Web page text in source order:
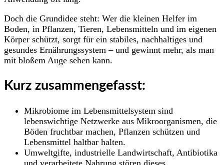
Doch die Grundidee steht: Wer die kleinen Helfer im
Boden, in Pflanzen, Tieren, Lebensmitteln und im eigenen
Körper schützt, sorgt für ein stabiles, nachhaltiges und
gesundes Ernährungssystem – und gewinnt mehr, als man
mit bloßem Auge sehen kann.
Kurz zusammengefasst:
Mikrobiome im Lebensmittelsystem sind
lebenswichtige Netzwerke aus Mikroorganismen, die
Böden fruchtbar machen, Pflanzen schützen und
Lebensmittel haltbar halten.
Umweltgifte, industrielle Landwirtschaft, Antibiotika
und verarbeitete Nahrung stören dieses